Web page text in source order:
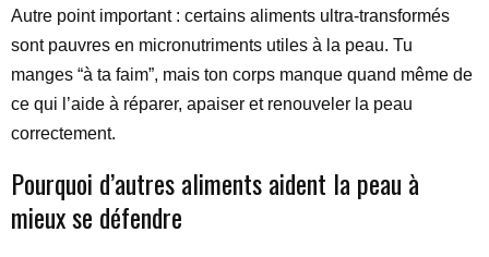
Autre point important : certains aliments ultra-transformés
sont pauvres en micronutriments utiles à la peau. Tu
manges “à ta faim”, mais ton corps manque quand même de
ce qui l’aide à réparer, apaiser et renouveler la peau
correctement.
Pourquoi d’autres aliments aident la peau à
mieux se défendre